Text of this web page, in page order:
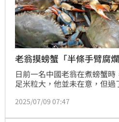
老翁摸螃蟹「半條手臂腐
日前一名中國老翁在煮螃蟹
足米粒大，他並未在意，但
爛，醫生緊急治療休克的他，
2025/07/09 07:47